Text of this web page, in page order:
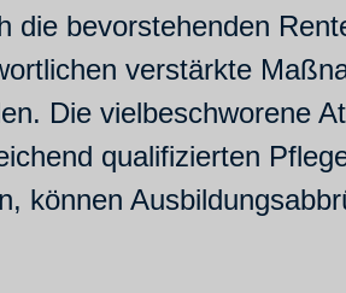
die bevorstehenden
verstärkte
Die vielbeschworene
qualifizierten
können